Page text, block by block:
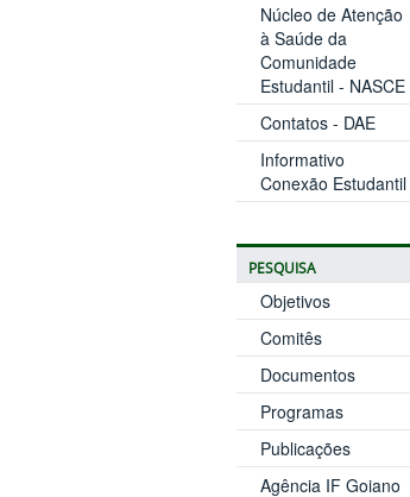
Núcleo de Atenção
à Saúde da
Comunidade
Estudantil - NASCE
Contatos - DAE
Informativo
Conexão Estudantil
PESQUISA
Objetivos
Comitês
Documentos
Programas
Publicações
Agência IF Goiano